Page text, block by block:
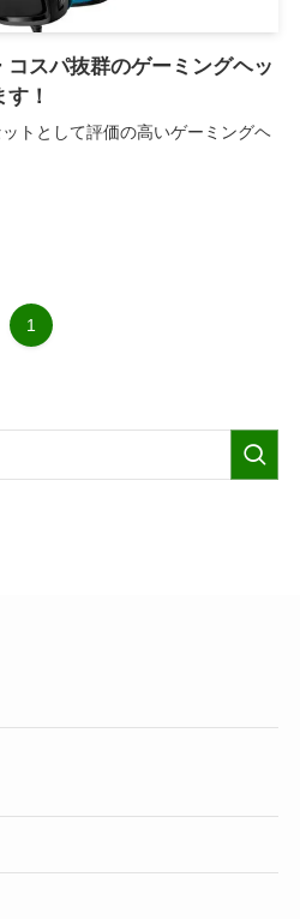
スパ抜群のゲーミングヘッ
！
トとして評価の高いゲーミングヘ
1